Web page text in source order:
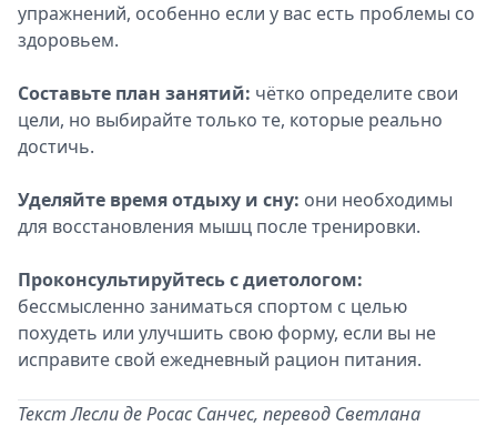
упражнений, особенно если у вас есть проблемы со
здоровьем.
Составьте план занятий: чётко определите свои
цели, но выбирайте только те, которые реально
достичь.
Уделяйте время отдыху и сну: они необходимы
для восстановления мышц после тренировки.
Проконсультируйтесь с диетологом:
бессмысленно заниматься спортом с целью
похудеть или улучшить свою форму, если вы не
исправите свой ежедневный рацион питания.
Текст Лесли де Росас Санчес, перевод Светлана